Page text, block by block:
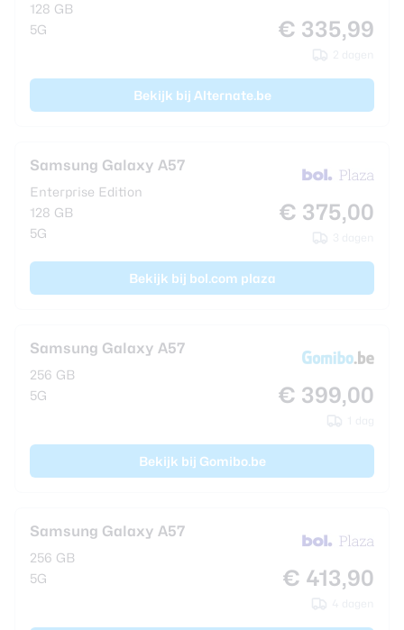
128 GB
5G
€ 335,99
Bekijk bij Alternate.be
Samsung Galaxy A57
Enterprise Edition
128 GB
5G
€ 375,00
Bekijk bij bol.com plaza
Samsung Galaxy A57
256 GB
5G
€ 399,00
Bekijk bij Gomibo.be
Samsung Galaxy A57
256 GB
5G
€ 413,90